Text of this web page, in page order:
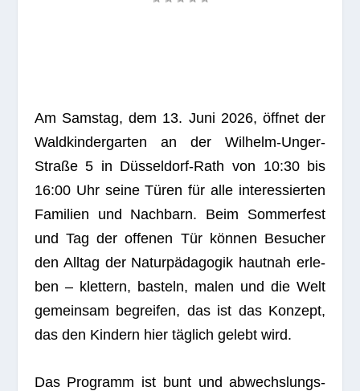
Am Sams­tag, dem 13. Juni 2026, öff­net der
Wald­kin­der­gar­ten an der Wil­helm-Unger-
Straße 5 in Düs­sel­dorf-Rath von 10:30 bis
16:00 Uhr seine Türen für alle inter­es­sier­ten
Fami­lien und Nach­barn. Beim Som­mer­fest
und Tag der offe­nen Tür kön­nen Besu­cher
den All­tag der Natur­päd­ago­gik haut­nah erle­
ben – klet­tern, bas­teln, malen und die Welt
gemein­sam begrei­fen, das ist das Kon­zept,
das den Kin­dern hier täg­lich gelebt wird.
Das Pro­gramm ist bunt und abwechs­lungs­